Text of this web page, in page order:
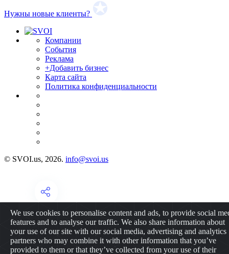
Нужны новые клиенты?
Компании
События
Реклама
+Добавить бизнес
Карта сайта
Политика конфиденциальности
© SVOI.us, 2026. info@svoi.us
We use cookies to personalise content and ads, to provide social
features and to analyse our traffic. We also share information about
your use of our site with our social media, advertising and analytics
partners who may combine it with other information that you’ve
provided to them or that they’ve collected from your use of their